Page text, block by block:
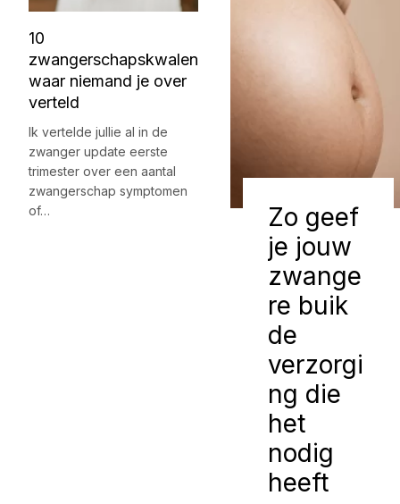
10
zwangerschapskwalen
waar niemand je over
verteld
Ik vertelde jullie al in de
zwanger update eerste
trimester over een aantal
zwangerschap symptomen
of…
Zo geef
je jouw
zwange
re buik
de
verzorgi
ng die
het
nodig
heeft